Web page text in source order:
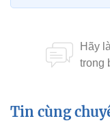
Tin cùng